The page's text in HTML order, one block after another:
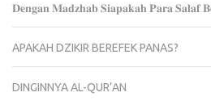
𝐃𝐞𝐧𝐠𝐚𝐧 𝐌𝐚𝐝𝐳𝐡𝐚𝐛 𝐒𝐢𝐚𝐩𝐚𝐤𝐚𝐡 𝐏𝐚𝐫𝐚 𝐒𝐚𝐥𝐚𝐟
APAKAH DZIKIR BEREFEK PANAS?
DINGINNYA AL-QUR’AN